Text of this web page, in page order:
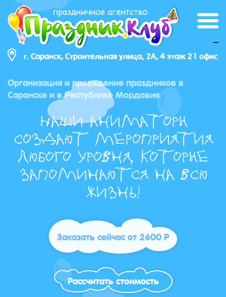
г. Саранск, Строительная улица, 2А, 4 этаж 21 офис
_
Организация и проведение праздников в
Саранске и в Республике Мордовия
Наши аниматоры
создают мероприятия
любого уровня, которые
запоминаются на всю
жизнь!
Заказать сейчас от 2600 Р
Рассчитать стоимость